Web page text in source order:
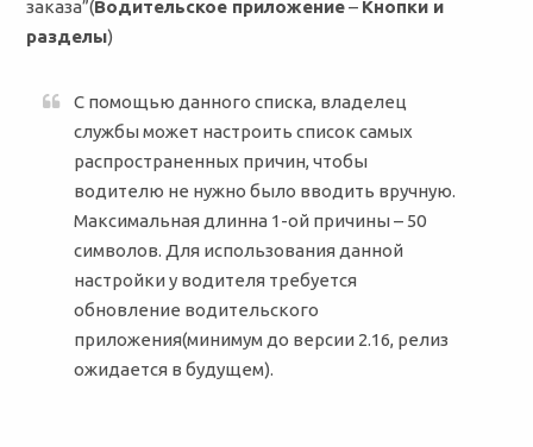
заказа”(Водительское приложение– Кнопки и
разделы)
С помощью данного списка, владелец
службы может настроить список самых
распространенных причин, чтобы
водителю не нужно было вводить вручную.
Максимальная длинна 1-ой причины – 50
символов. Для использования данной
настройки у водителя требуется
обновление водительского
приложения(минимум до версии 2.16, релиз
ожидается в будущем).